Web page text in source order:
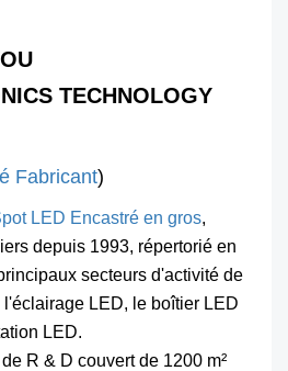
TECHNOLOGY
Fabricant)
LED Encastré en gros,
depuis 1993, répertorié en
secteurs d'activité de
l'éclairage LED, le boîtier LED
LED.
R & D couvert de 1200 m²